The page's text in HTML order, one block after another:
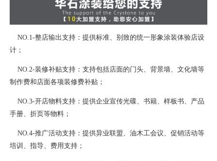
NO.1-整店输出支持：提供标准、别致的统一形象涂装体验店设
计；
NO.2-装修补贴支持：支持包括店面的门头、背景墙、文化墙等
制作费和店面各项装修费补贴；
NO.3-开店物料支持：提供企业宣传光碟、书籍、样板书、产品
手册、折页等物料；
NO.4-推广活动支持：提供异业联盟、油木工会议、促销活动等
培训、指导、费用支持；